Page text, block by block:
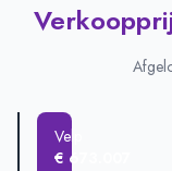
Velp
€ 673.007